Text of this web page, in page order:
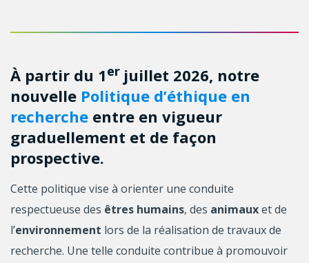
À partir du 1er juillet 2026, notre
nouvelle Politique d’éthique en
recherche entre en vigueur
graduellement et de façon
prospective.
Cette politique vise à orienter une conduite
respectueuse des êtres humains, des animauxet de
l’environnement lors de la réalisation de travaux de
recherche. Une telle conduite contribue à promouvoir